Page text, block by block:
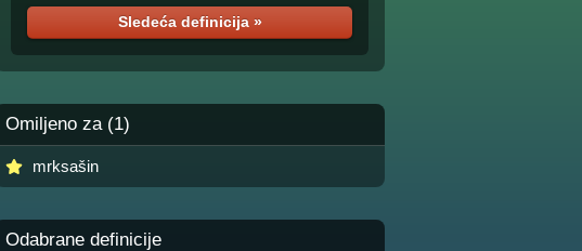
Sledeća definicija »
Omiljeno za (1)
mrksašin
Odabrane definicije